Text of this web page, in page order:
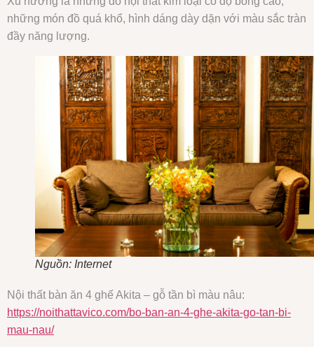
những món đồ quá khổ, hình dáng dày dặn với màu sắc tràn
đầy năng lượng.
Nguồn: Internet
Nội thất bàn ăn 4 ghế Akita – gỗ tần bì màu nâu:
https://noithattavico.com/bo-ban-an-4-ghe-akita-go-tan-bi-
mau-nau/